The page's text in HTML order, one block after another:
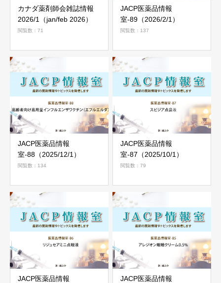
カナダ薬剤師会雑誌情報
2026/1（jan/feb 2026）
閲覧数：71
JACP医薬品情報
室-89（2026/2/1）
閲覧数：137
JACP医薬品情報
室-88（2025/12/1）
閲覧数：134
JACP医薬品情報
室-87（2025/10/1）
閲覧数：79
JACP医薬品情報
JACP医薬品情報